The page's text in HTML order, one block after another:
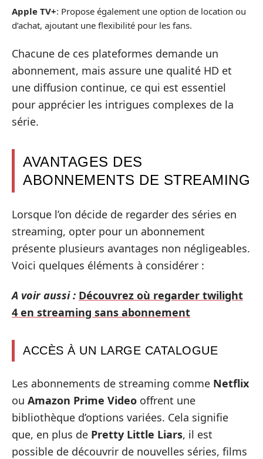
Apple TV+: Propose également une option de location ou
d’achat, ajoutant une flexibilité pour les fans.
Chacune de ces plateformes demande un
abonnement, mais assure une qualité HD et
une diffusion continue, ce qui est essentiel
pour apprécier les intrigues complexes de la
série.
AVANTAGES DES
ABONNEMENTS DE STREAMING
Lorsque l’on décide de regarder des séries en
streaming, opter pour un abonnement
présente plusieurs avantages non négligeables.
Voici quelques éléments à considérer :
A voir aussi : Découvrez où regarder twilight
4 en streaming sans abonnement
ACCÈS À UN LARGE CATALOGUE
Les abonnements de streaming comme Netflix
ou Amazon Prime Video offrent une
bibliothèque d’options variées. Cela signifie
que, en plus de Pretty Little Liars, il est
possible de découvrir de nouvelles séries, films